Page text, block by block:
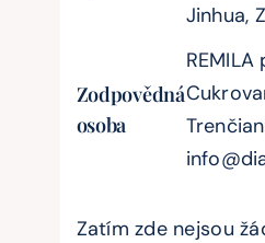
Jinhua,
Zodpovědná
osoba
REMILA
Zatím zde nejsou